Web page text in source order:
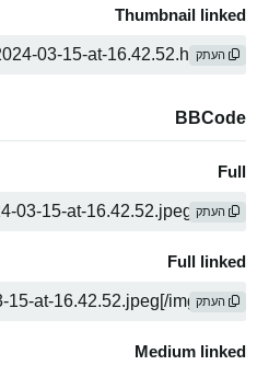
Thumbnail linked
העתק
BBCode
Full
העתק
Full linked
העתק
Medium linked